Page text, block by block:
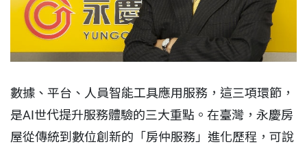
數據、平台、人員智能工具應用服務，這三項環節，
是AI世代提升服務體驗的三大重點。在臺灣，永慶房
屋從傳統到數位創新的「房仲服務」進化歷程，可說